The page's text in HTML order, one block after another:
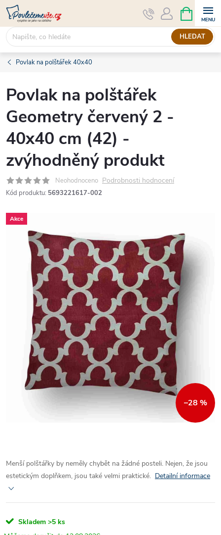
Přejít
obsah
HLEDAT
NÁKUPNÍ
KOŠÍK
Povlak na polštářek 40x40
Povlak na polštářek
Geometry červený 2 -
40x40 cm (42) -
zvýhodněný produkt
Neohodnoceno Podrobnosti hodnocení
Kód produktu: 5693221617-002
Akce
–28 %
Menší polštářky by neměly chybět na žádné posteli. Nejen, že jsou
estetickým doplňkem, jsou také velmi praktické. Detailní informace
Skladem >5 ks